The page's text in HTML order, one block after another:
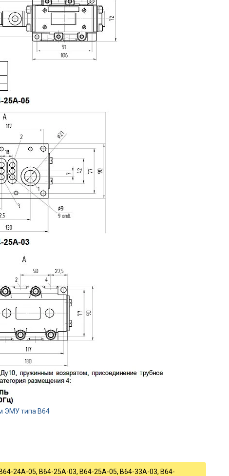
ЭМУ типа В64
24А-05, В64-25А-03, В64-25А-05, В64-33А-03, В64-